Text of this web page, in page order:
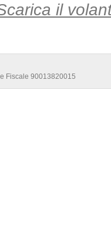
il
Fiscale 90013820015